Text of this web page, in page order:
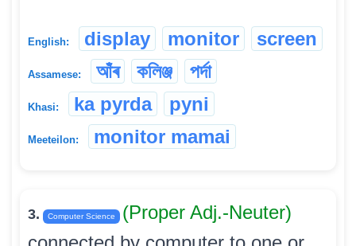
English: display monitor screen
Assamese: আঁৰ কলিঞ্জ পৰ্দা
Khasi: ka pyrda pyni
Meeteilon: monitor mamai
3. Computer Science
(Proper Adj.-Neuter)